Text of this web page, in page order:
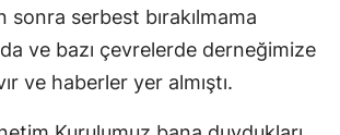
serbest bırakılmama
ve bazı çevrelerde derneğimize
ve haberler yer almıştı.